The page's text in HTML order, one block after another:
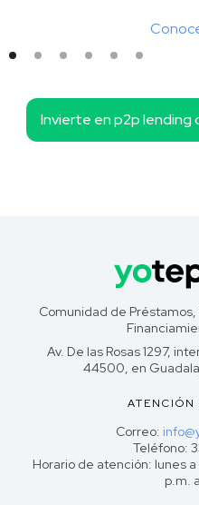
Invierte en p2p
Comunidad de Préstamos,
Av. De las Rosas 1297,
44500, en
Correo:
Teléfono:
Horario de atención: lunes
p.m.